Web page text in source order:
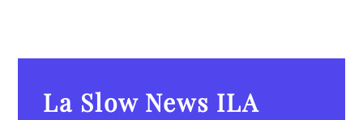
La Slow News ILA